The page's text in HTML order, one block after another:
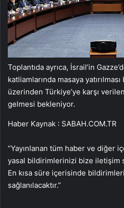
Toplantıda ayrıca, İsrail’in
katliamlarında masaya
üzerinden Türkiye’ye karşı
gelmesi bekleniyor.
Haber Kaynak : SABAH.COM.TR
“Yayınlanan tüm haber ve diğer
yasal bildirimlerinizi bize iletişim
En kısa süre içerisinde
sağlanılacaktır.”